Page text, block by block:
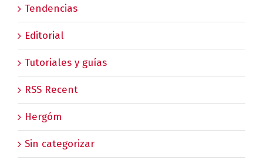
Tendencias
Editorial
Tutoriales y guías
RSS Recent
Hergóm
Sin categorizar